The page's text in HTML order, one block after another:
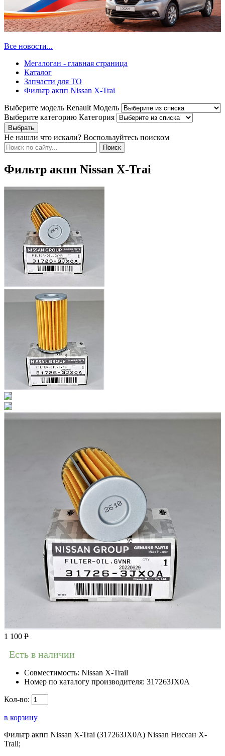
Все новости...
Мегалоган - главная страница
Каталог
Запчасти для ТО
Фильтр акпп Nissan X-Trai
Выберите модель Renault Модель
Выберите категорию Категория
Не нашли что искали? Воспользуйтесь поиском
Фильтр акпп Nissan X-Trai
1 100 Р
Есть в наличии
Совместимость: Nissan X-Trail
Номер по каталогу производителя: 317263JX0A
Кол-во:
в корзину
Фильтр акпп Nissan X-Trai (317263JX0A) Nissan Ниссан X-
Trail;